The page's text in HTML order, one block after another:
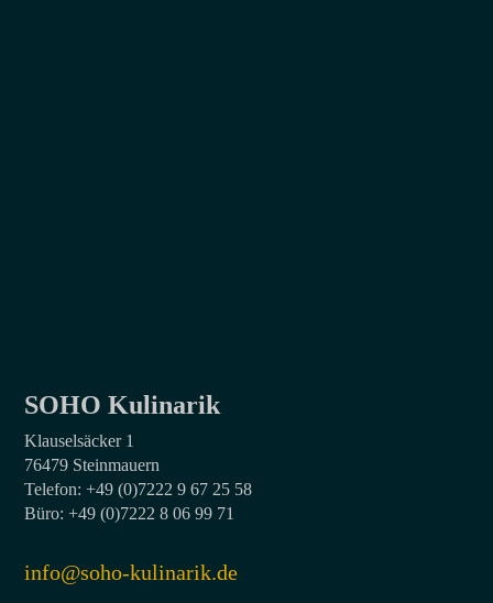
SOHO Kulinarik
Klauselsäcker 1
76479 Steinmauern
Telefon: +49 (0)7222 9 67 25 58
Büro: +49 (0)7222 8 06 99 71
info@soho-kulinarik.de